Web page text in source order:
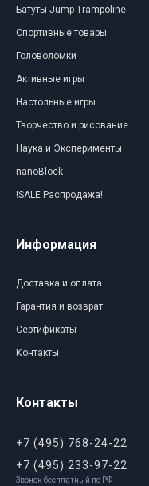
Батуты Jump Trampoline
Спортивные товары
Головоломки
Активные игры
Настольные игры
Творчество и рисование
Наука и Эксперименты
nanoBlock
!SALE Распродажа!
Информация
Доставка и оплата
Гарантия и возврат
Сертификаты
Контакты
Контакты
+7 (495) 768-24-22
+7 (495) 233-97-22
Звонок бесплатный по РФ